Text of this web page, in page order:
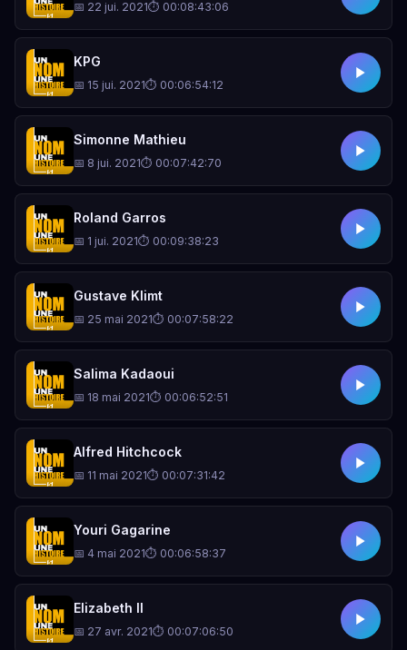
📅 22 jui. 2021⏱ 00:08:43:06
KPG
📅 15 jui. 2021⏱ 00:06:54:12
Simonne Mathieu
📅 8 jui. 2021⏱ 00:07:42:70
Roland Garros
📅 1 jui. 2021⏱ 00:09:38:23
Gustave Klimt
📅 25 mai 2021⏱ 00:07:58:22
Salima Kadaoui
📅 18 mai 2021⏱ 00:06:52:51
Alfred Hitchcock
📅 11 mai 2021⏱ 00:07:31:42
Youri Gagarine
📅 4 mai 2021⏱ 00:06:58:37
Elizabeth II
📅 27 avr. 2021⏱ 00:07:06:50